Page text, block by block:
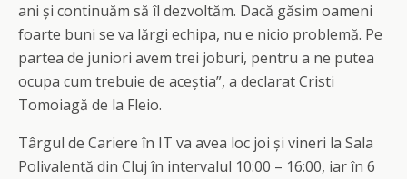
ani și continuăm să îl dezvoltăm. Dacă găsim oameni
foarte buni se va lărgi echipa, nu e nicio problemă. Pe
partea de juniori avem trei joburi, pentru a ne putea
ocupa cum trebuie de aceștia”, a declarat Cristi
Tomoiagă de la Fleio.
Târgul de Cariere în IT va avea loc joi și vineri la Sala
Polivalentă din Cluj în intervalul 10:00 – 16:00, iar în 6